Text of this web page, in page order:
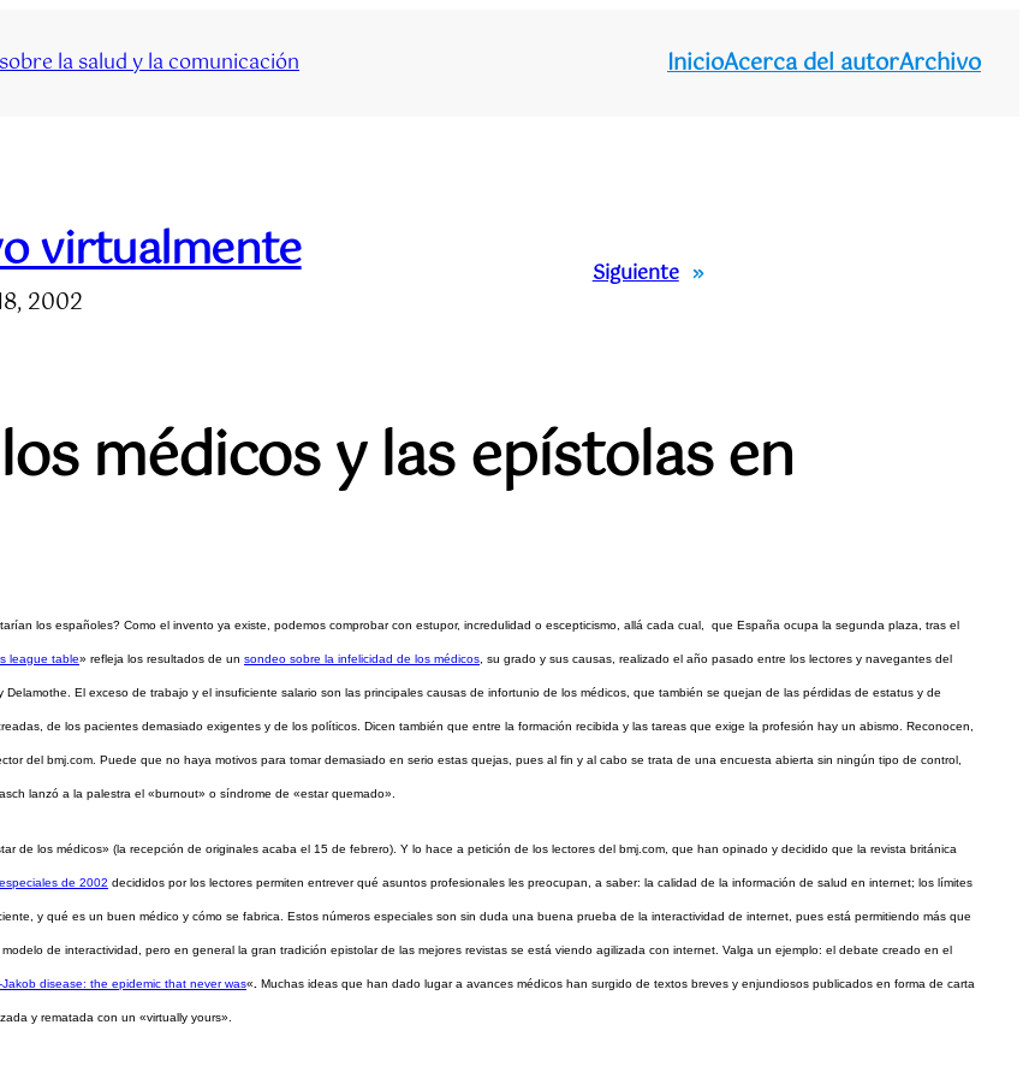
la salud y la comunicación InicioAcerca del autorArchivo
virtualmente
2002
Siguiente »
médicos y las epístolas en
los españoles? Como el invento ya existe, podemos comprobar con estupor, incredulidad o escepticismo, allá cada cual, que España ocupa la segunda plaza, tras el
league table» refleja los resultados de un sondeo sobre la infelicidad de los médicos , su grado y sus causas, realizado el año pasado entre los lectores y navegantes del
Delamothe. El exceso de trabajo y el insuficiente salario son las principales causas de infortunio de los médicos, que también se quejan de las pérdidas de estatus y de
de los pacientes demasiado exigentes y de los políticos. Dicen también que entre la formación recibida y las tareas que exige la profesión hay un abismo. Reconocen,
del bmj.com. Puede que no haya motivos para tomar demasiado en serio estas quejas, pues al fin y al cabo se trata de una encuesta abierta sin ningún tipo de control,
lanzó a la palestra el «burnout» o síndrome de «estar quemado».
de los médicos» (la recepción de originales acaba el 15 de febrero). Y lo hace a petición de los lectores del bmj.com, que han opinado y decidido que la revista británica
de 2002 decididos por los lectores permiten entrever qué asuntos profesionales les preocupan, a saber: la calidad de la información de salud en internet; los límites
y qué es un buen médico y cómo se fabrica. Estos números especiales son sin duda una buena prueba de la interactividad de internet, pues está permitiendo más que
de interactividad, pero en general la gran tradición epistolar de las mejores revistas se está viendo agilizada con internet. Valga un ejemplo: el debate creado en el
disease: the epidemic that never was« Muchas ideas que han dado lugar a avances médicos han surgido de textos breves y enjundiosos publicados en forma de carta
y rematada con un «virtually yours».